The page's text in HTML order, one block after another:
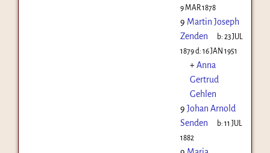
9 MAR 1878
9 Martin Joseph
Zenden
b:23 JUL
1879d: 16 JAN 1951
+Anna
Gertrud
Gehlen
9 Johan Arnold
Senden
b:11 JUL
1882